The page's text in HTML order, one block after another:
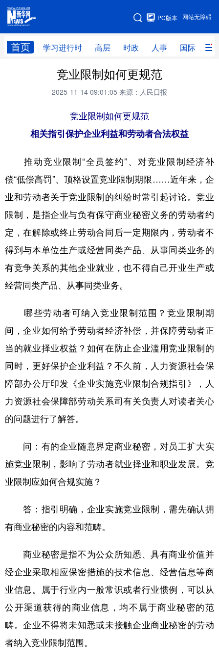
网站无障碍
PC版本
首页 学习进行时 高层 时政 人事 国际 财
网站地图
高层 时政
财经 网评
思客智库 全球连线
科技 科创 量子 体育
文化 书画 军事
访谈 视频 图片 政务
法律 中央文件 金融 汽车
食品 人居 信息化 数字经济
学术中国 乡村振兴 银龄 溯源中国
彩票 娱乐
北京 天津 河北 山西
辽宁 吉林 上海 江苏
浙江 安徽
山东 河南 湖北 湖南
广东 广西 海南 重庆
四川 贵州
新疆 内蒙古
多语种频道
Русский язык 日本語 한국어
Deutsch Português
竞业限制如何更规范
2025-11-14 09:01:05 来源：人民日报
竞业限制如何更规范
相关指引保护企业利益和劳动者合法权益
推动竞业限制“全员签约”、对竞业限制经济补
偿“低偿高罚”、顶格设置竞业限制期限……近年来，企
业和劳动者关于竞业限制的纠纷时常引起讨论。竞业
限制，是指企业与负有保守商业秘密义务的劳动者约
定，在解除或终止劳动合同后一定期限内，劳动者不
得到与本单位生产或经营同类产品、从事同类业务的
有竞争关系的其他企业就业，也不得自己开业生产或
经营同类产品、从事同类业务。
哪些劳动者可纳入竞业限制范围？竞业限制期
间，企业如何给予劳动者经济补偿，并保障劳动者正
当的就业择业权益？如何在防止企业滥用竞业限制的
同时，更好保护企业利益？不久前，人力资源社会保
障部办公厅印发《企业实施竞业限制合规指引》，人
力资源社会保障部劳动关系司有关负责人对读者关心
的问题进行了解答。
问：有的企业随意界定商业秘密，对员工扩大实
施竞业限制，影响了劳动者就业择业和职业发展。竞
业限制应如何合规实施？
答：指引明确，企业实施竞业限制，需先确认拥
有商业秘密的内容和范畴。
商业秘密是指不为公众所知悉、具有商业价值并
经企业采取相应保密措施的技术信息、经营信息等商
业信息。属于行业内一般常识或者行业惯例，可以从
公开渠道获得的商业信息，均不属于商业秘密的范
畴。企业不得将未知悉或未接触企业商业秘密的劳动
者纳入竞业限制范围。